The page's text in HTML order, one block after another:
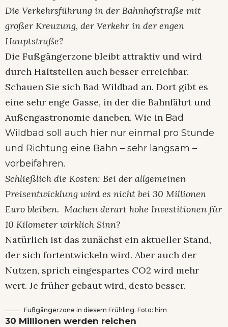
Die Verkehrsführung in der Bahnhofstraße mit
großer Kreuzung, der Verkehr in der engen
Hauptstraße?
Die Fußgängerzone bleibt attraktiv und wird
durch Haltstellen auch besser erreichbar.
Schauen Sie sich Bad Wildbad an. Dort gibt es
eine sehr enge Gasse, in der die Bahnfährt und
Außengastronomie daneben. Wie in Bad
Wildbad soll auch hier nur einmal pro Stunde
und Richtung eine Bahn – sehr langsam –
vorbeifahren.
Schließlich die Kosten: Bei der allgemeinen
Preisentwicklung wird es nicht bei 30 Millionen
Euro bleiben. Machen derart hohe Investitionen für
10 Kilometer wirklich Sinn?
Natürlich ist das zunächst ein aktueller Stand,
der sich fortentwickeln wird. Aber auch der
Nutzen, sprich eingespartes CO2 wird mehr
wert. Je früher gebaut wird, desto besser.
Fußgängerzone in diesem Frühling. Foto: him
30 Millionen werden reichen